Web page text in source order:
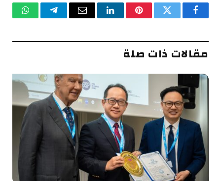
فيسبوكتويتر بينتيريستلينكدإنالبريد تيلقرام
مقالات ذات صلة